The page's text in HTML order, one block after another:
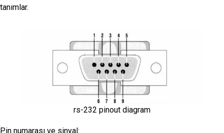
tanımlar.
rs-232 pinout diagram
Pin numarası ve sinyal: